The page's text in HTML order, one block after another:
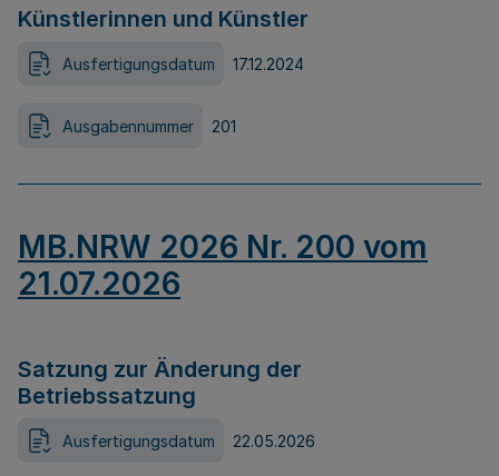
Künstlerinnen und Künstler
Ausfertigungsdatum 17.12.2024
Ausgabennummer 201
MB.NRW 2026 Nr. 200 vom
21.07.2026
Satzung zur Änderung der
Betriebssatzung
Ausfertigungsdatum 22.05.2026